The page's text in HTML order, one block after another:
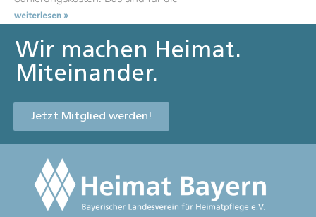
weiterlesen »
Wir machen Heimat.
Miteinander.
Jetzt Mitglied werden!